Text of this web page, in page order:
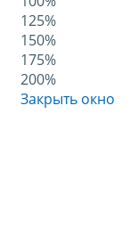
125%
150%
175%
200%
Закрыть окно